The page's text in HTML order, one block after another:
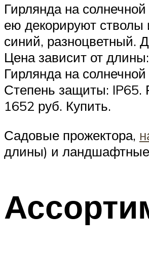
Гирлянда на
ею декорируют
синий, разноцветный.
Цена зависит от
Гирлянда на
Степень защиты:
1652 руб. Купить.
Садовые прожектора,
длины) и ландшафтные